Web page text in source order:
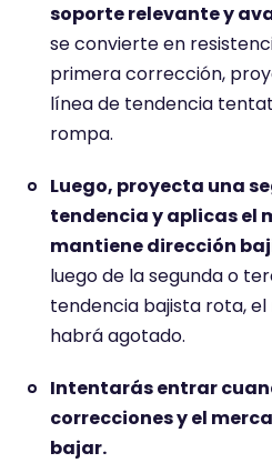
soporte relevante y
se convierte en
primera corrección,
línea de tendencia
rompa.
Luego, proyecta una
tendencia y aplicas el
mantiene dirección
luego de la segunda o
tendencia bajista rota,
habrá agotado.
Intentarás entrar
correcciones y el
bajar.